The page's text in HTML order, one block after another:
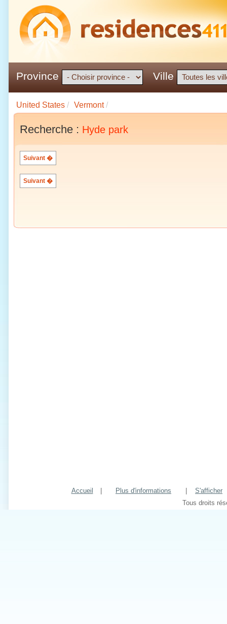
Province Ville
United States / Vermont/
Recherche : Hyde park
Suivant �
Suivant �
Accueil Plus d'informations
S'afficher
Tous droits